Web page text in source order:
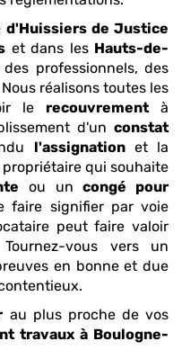
d'Huissiers de Justice
et dans les Hauts-de-
professionnels, des
réalisons toutes les
le recouvrementà
d'unconstat
l'assignationet la
propriétaire qui souhaite
ou uncongé pour
faire signifier par voie
peut faire valoir
vous vers un
en bonne et due
au plus proche de vos
travaux à Boulogne-